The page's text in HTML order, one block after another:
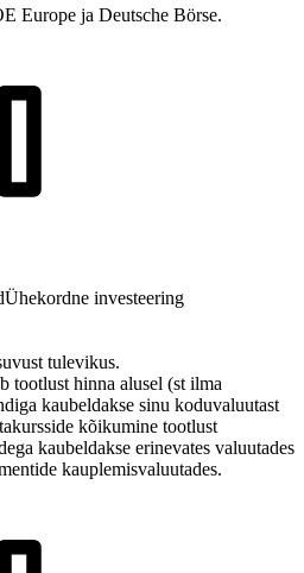
Europe ja Deutsche Börse.
Ühekordne investeering
tulevikus.
tootlust hinna alusel (st ilma
kaubeldakse sinu koduvaluutast
kõikumine tootlust
kaubeldakse erinevates valuutades
kauplemisvaluutades.